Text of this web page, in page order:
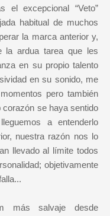
el excepcional “Veto”
habitual de muchos
la marca anterior y,
la ardua tarea que les
en su propio talento
en su sonido, me
pero también
se haya sentido
a entenderlo
nuestra razón nos lo
llevado al límite todos
objetivamente
más salvaje desde